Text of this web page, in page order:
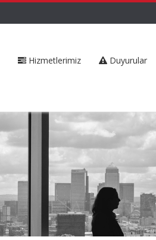
Hizmetlerimiz Duyurular